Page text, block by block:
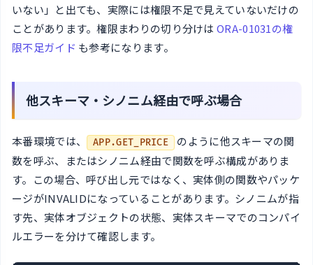
いない」と出ても、実際には権限不足で見えていないだけの
ことがあります。権限まわりの切り分けは ORA-01031の権
限不足ガイド も参考になります。
他スキーマ・シノニム経由で呼ぶ場合
本番環境では、 APP.GET_PRICE
のように他スキーマの関
数を呼ぶ、またはシノニム経由で関数を呼ぶ構成がありま
す。この場合、呼び出し元ではなく、実体側の関数やパッケ
ージがINVALIDになっていることがあります。シノニムが指
す先、実体オブジェクトの状態、実体スキーマでのコンパイ
ルエラーを分けて確認します。